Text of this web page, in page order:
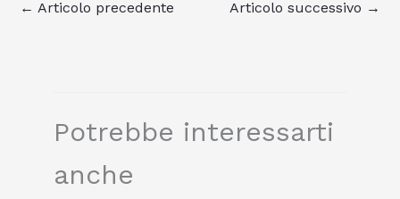
← Articolo precedente Articolo successivo →
Potrebbe interessarti
anche